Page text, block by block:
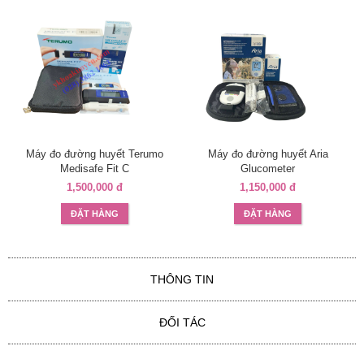
Máy đo đường huyết Terumo
Medisafe Fit C
1,500,000 đ
ĐẶT HÀNG
Máy đo đường huyết Aria
Glucometer
1,150,000 đ
ĐẶT HÀNG
THÔNG TIN
ĐỐI TÁC